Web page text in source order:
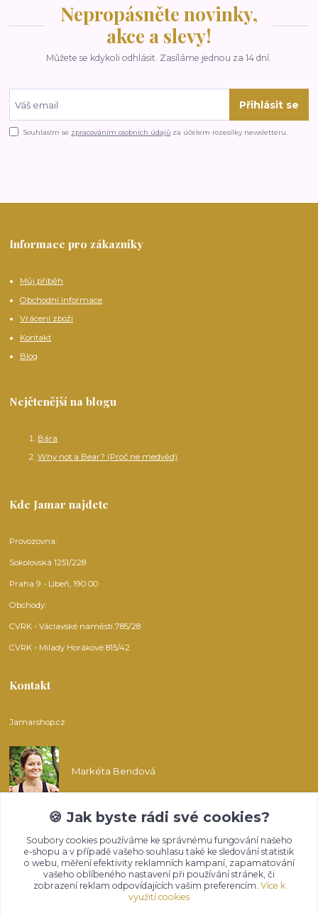
Nepropásněte novinky,
akce a slevy!
Můžete se kdykoli odhlásit. Zasíláme jednou za 14 dní.
Přihlásit se
Souhlasím se zpracováním osobních údajů za účelem rozesílky newsletteru.
Informace pro zákazníky
Můj příběh
Obchodní informace
Vrácení zboží
Kontakt
Blog
Nejčtenější na blogu
Bára
Why not a Bear? (Proč ne medvěd)
Kde Jamar najdete
Provozovna:
Sokolovská 1251/228
Praha 9 - Libeň, 190 00
Obchody:
CVRK - Václavské náměstí 785/28
CVRK - Milady Horákové 815/42
Kontakt
Jamarshop.cz
Markéta Bendová
info@jamarshop.cz
🍪 Jak byste rádi své cookies?
Soubory cookies používáme ke správnému fungování našeho
e-shopu a v případě vašeho souhlasu také ke sledování statistik
o webu, měření efektivity reklamních kampaní, zapamatování
vašeho oblíbeného nastavení při používání stránek, či
zobrazení reklam odpovídajících vašim preferencím. Více k
využití cookies